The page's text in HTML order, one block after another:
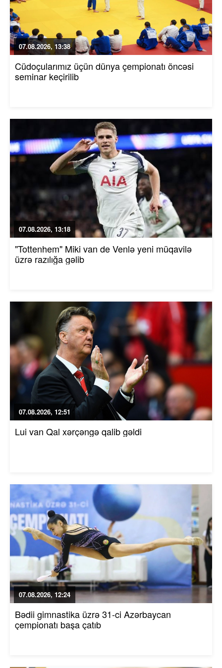
07.08.2026, 13:38
Cüdoçularımız üçün dünya çempionatı öncəsi
seminar keçirilib
07.08.2026, 13:18
"Tottenhem" Miki van de Venlə yeni müqavilə
üzrə razılığa gəlib
07.08.2026, 12:51
Lui van Qal xərçəngə qalib gəldi
07.08.2026, 12:24
Bədii gimnastika üzrə 31-ci Azərbaycan
çempionatı başa çatıb